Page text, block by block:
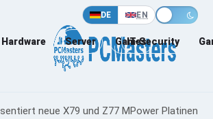
DE EN
Hardware Server Games
IT-Security
neue X79 und Z77 MPower Platinen